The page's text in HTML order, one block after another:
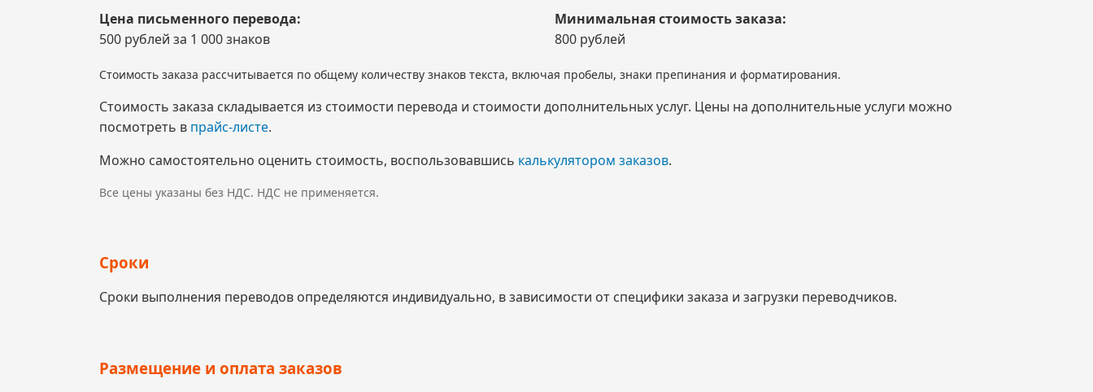
Цена письменного перевода:
500 рублей за 1 000 знаков
Минимальная стоимость заказа:
800 рублей
Стоимость заказа рассчитывается по общему количеству знаков текста, включая пробелы, знаки препинания и форматирования.
Стоимость заказа складывается из стоимости перевода и стоимости дополнительных услуг. Цены на дополнительные услуги можно
посмотреть в прайс-листе.
Можно самостоятельно оценить стоимость, воспользовавшись калькулятором заказов.
Все цены указаны без НДС. НДС не применяется.
Сроки
Сроки выполнения переводов определяются индивидуально, в зависимости от специфики заказа и загрузки переводчиков.
Размещение и оплата заказов